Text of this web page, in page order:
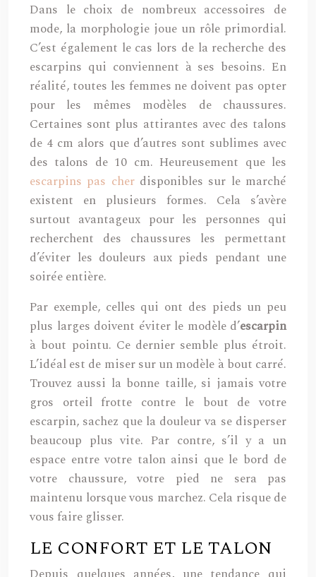
Dans le choix de nombreux accessoires de
mode, la morphologie joue un rôle primordial.
C’est également le cas lors de la recherche des
escarpins qui conviennent à ses besoins. En
réalité, toutes les femmes ne doivent pas opter
pour les mêmes modèles de chaussures.
Certaines sont plus attirantes avec des talons
de 4 cm alors que d’autres sont sublimes avec
des talons de 10 cm. Heureusement que les
escarpins pas cherdisponibles sur le marché
existent en plusieurs formes. Cela s’avère
surtout avantageux pour les personnes qui
recherchent des chaussures les permettant
d’éviter les douleurs aux pieds pendant une
soirée entière.
Par exemple, celles qui ont des pieds un peu
plus larges doivent éviter le modèle d’escarpin
à bout pointu. Ce dernier semble plus étroit.
L’idéal est de miser sur un modèle à bout carré.
Trouvez aussi la bonne taille, si jamais votre
gros orteil frotte contre le bout de votre
escarpin, sachez que la douleur va se disperser
beaucoup plus vite. Par contre, s’il y a un
espace entre votre talon ainsi que le bord de
votre chaussure, votre pied ne sera pas
maintenu lorsque vous marchez. Cela risque de
vous faire glisser.
LE CONFORT ET LE TALON